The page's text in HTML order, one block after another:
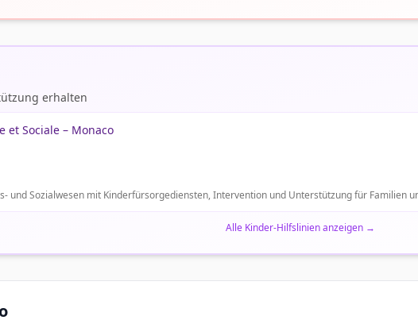
erhalten
et Sociale – Monaco
und Sozialwesen mit Kinderfürsorgediensten, Intervention und Unterstützung für Familien
Alle Kinder-Hilfslinien anzeigen →